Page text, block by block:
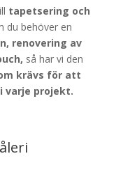
tapetsering och
du behöver en
renovering av
så har vi den
krävs för att
varje projekt.